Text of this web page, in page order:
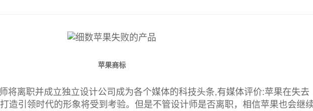
苹果商标
离职并成立独立设计公司成为各个媒体的科技头条,有媒体评价:苹果在失去
造引领时代的形象将受到考验。但是不管设计师是否离职，相信苹果也会继